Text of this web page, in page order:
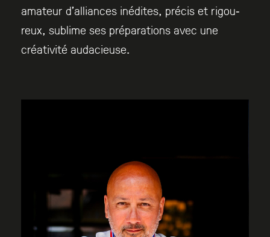
amateur d’alliances inédites, précis et rigou­
reux, sublime ses préparations avec une
créativité audacieuse.